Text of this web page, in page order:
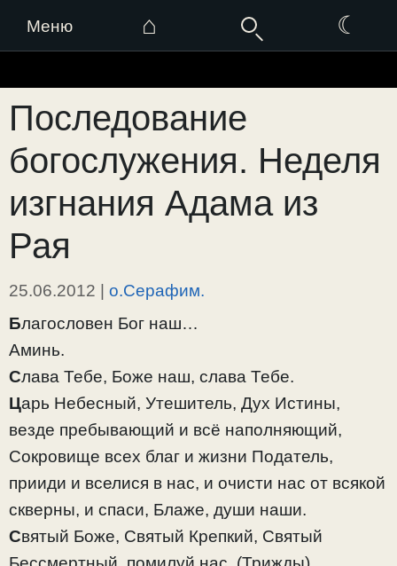
Меню ⌂ ☾
к
содержимому
Последование
богослужения. Неделя
изгнания Адама из
Рая
25.06.2012 | о.Серафим.
Благословен Бог наш…
Аминь.
Слава Тебе, Боже наш, слава Тебе.
Царь Небесный, Утешитель, Дух Истины,
везде пребывающий и всё наполняющий,
Сокровище всех благ и жизни Податель,
прииди и вселися в нас, и очисти нас от всякой
скверны, и спаси, Блаже, души наши.
Святый Боже, Святый Крепкий, Святый